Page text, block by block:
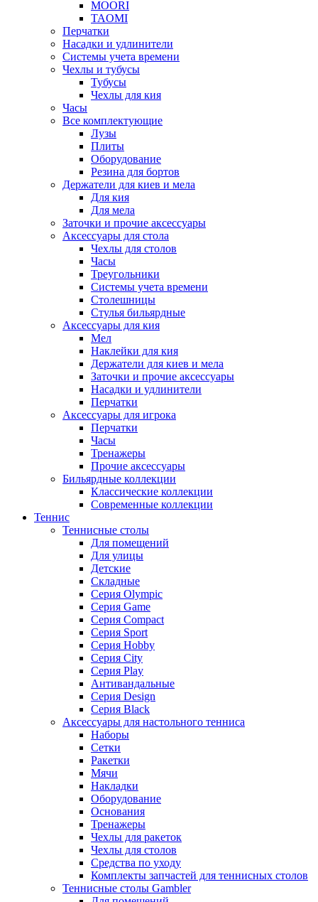
MOORI
TAOMI
Перчатки
Насадки и удлинители
Системы учета времени
Чехлы и тубусы
Тубусы
Чехлы для кия
Часы
Все комплектующие
Лузы
Плиты
Оборудование
Резина для бортов
Держатели для киев и мела
Для кия
Для мела
Заточки и прочие аксессуары
Аксессуары для стола
Чехлы для столов
Часы
Треугольники
Системы учета времени
Столешницы
Стулья бильярдные
Аксессуары для кия
Мел
Наклейки для кия
Держатели для киев и мела
Заточки и прочие аксессуары
Насадки и удлинители
Перчатки
Аксессуары для игрока
Перчатки
Часы
Тренажеры
Прочие аксессуары
Бильярдные коллекции
Классические коллекции
Современные коллекции
Теннис
Теннисные столы
Для помещений
Для улицы
Детские
Складные
Серия Olympic
Серия Game
Серия Compact
Серия Sport
Серия Hobby
Серия City
Серия Play
Антивандальные
Серия Design
Серия Black
Аксессуары для настольного тенниса
Наборы
Сетки
Ракетки
Мячи
Накладки
Оборудование
Основания
Тренажеры
Чехлы для ракеток
Чехлы для столов
Средства по уходу
Комплекты запчастей для теннисных столов
Теннисные столы Gambler